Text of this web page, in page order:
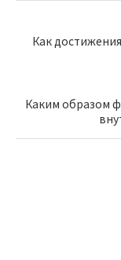
Как
Каким образом